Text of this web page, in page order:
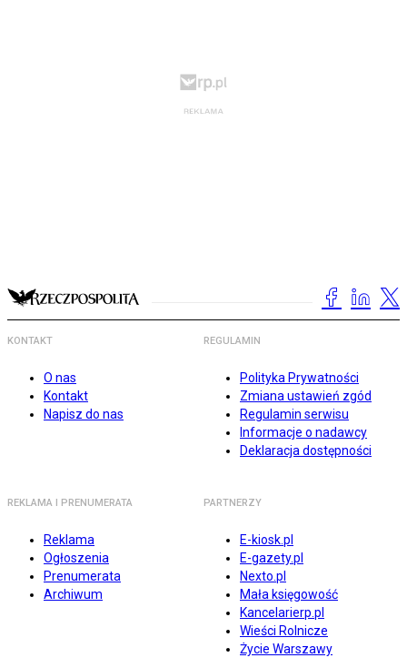
KONTAKT
O nas
Kontakt
Napisz do nas
REGULAMIN
Polityka Prywatności
Zmiana ustawień zgód
Regulamin serwisu
Informacje o nadawcy
Deklaracja dostępności
REKLAMA I PRENUMERATA
Reklama
Ogłoszenia
Prenumerata
Archiwum
PARTNERZY
E-kiosk.pl
E-gazety.pl
Nexto.pl
Mała księgowość
Kancelarierp.pl
Wieści Rolnicze
Życie Warszawy